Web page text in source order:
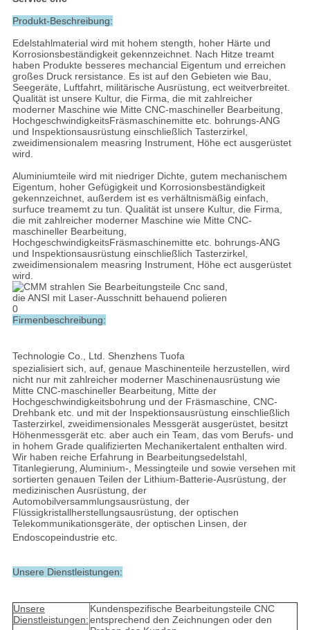
Produkt-Beschreibung:
Edelstahlmaterial wird mit hohem stength, hoher Härte und
Korrosionsbeständigkeit gekennzeichnet. Nach Hitze treamt
haben Produkte besseres mechancial Eigentum und erreichen
großes Druck rersistance. Es ist auf den Gebieten wie Bau,
Seegeräte, Luftfahrt, militärische Ausrüstung, ect weitverbreitet.
Qualität ist unsere Kultur, die Firma, die mit zahlreicher
moderner Maschine wie Mitte CNC-maschineller Bearbeitung,
HochgeschwindigkeitsFräsmaschinemitte etc. bohrungs-ANG
und Inspektionsausrüstung einschließlich Tasterzirkel,
zweidimensionalem measring Instrument, Höhe ect ausgerüstet
wird.
Aluminiumteile wird mit niedriger Dichte, gutem mechanischem
Eigentum, hoher Gefügigkeit und Korrosionsbeständigkeit
gekennzeichnet, außerdem ist es verhältnismäßig einfach,
surfuce treamemt zu tun. Qualität ist unsere Kultur, die Firma,
die mit zahlreicher moderner Maschine wie Mitte CNC-
maschineller Bearbeitung,
HochgeschwindigkeitsFräsmaschinemitte etc. bohrungs-ANG
und Inspektionsausrüstung einschließlich Tasterzirkel,
zweidimensionalem measring Instrument, Höhe ect ausgerüstet
wird.
Firmenbeschreibung:
Technologie Co., Ltd. Shenzhens Tuofa
spezialisiert sich, auf, genaue Maschinenteile herzustellen, wird
nicht nur mit zahlreicher moderner Maschinenausrüstung wie
Mitte CNC-maschineller Bearbeitung, Mitte der
Hochgeschwindigkeitsbohrung und der Fräsmaschine, CNC-
Drehbank etc. und mit der Inspektionsausrüstung einschließlich
Tasterzirkel, zweidimensionales Messgerät ausgerüstet, besitzt
Höhenmessgerät etc. aber auch ein Team, das vom Berufs- und
in hohem Grade qualifizierten Mechanikertalent enthalten wird.
Wir haben reiche Erfahrung in Bearbeitungsedelstahl,
Titanlegierung, Aluminium-, Messingteile und sowie versehen mit
sortierten genauen Teilen der Lithium-Batterie-Ausrüstung, der
medizinischen Ausrüstung, der
Automobilversammlungsausrüstung, der
Flüssigkristallherstellungsausrüstung, der optischen
Telekommunikationsgeräte, der optischen Linsen, der
Endoscopeindustrie etc.
Unsere Dienstleistungen:
Unsere
Dienstleistungen:
Kundenspezifische Bearbeitungsteile CNC
entsprechend den Zeichnungen oder den